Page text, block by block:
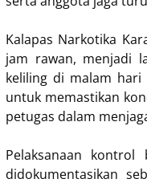
Kalapas Narkotika
jam rawan, menjadi
keliling di malam
untuk memastikan
petugas dalam
Pelaksanaan
didokumentasikan